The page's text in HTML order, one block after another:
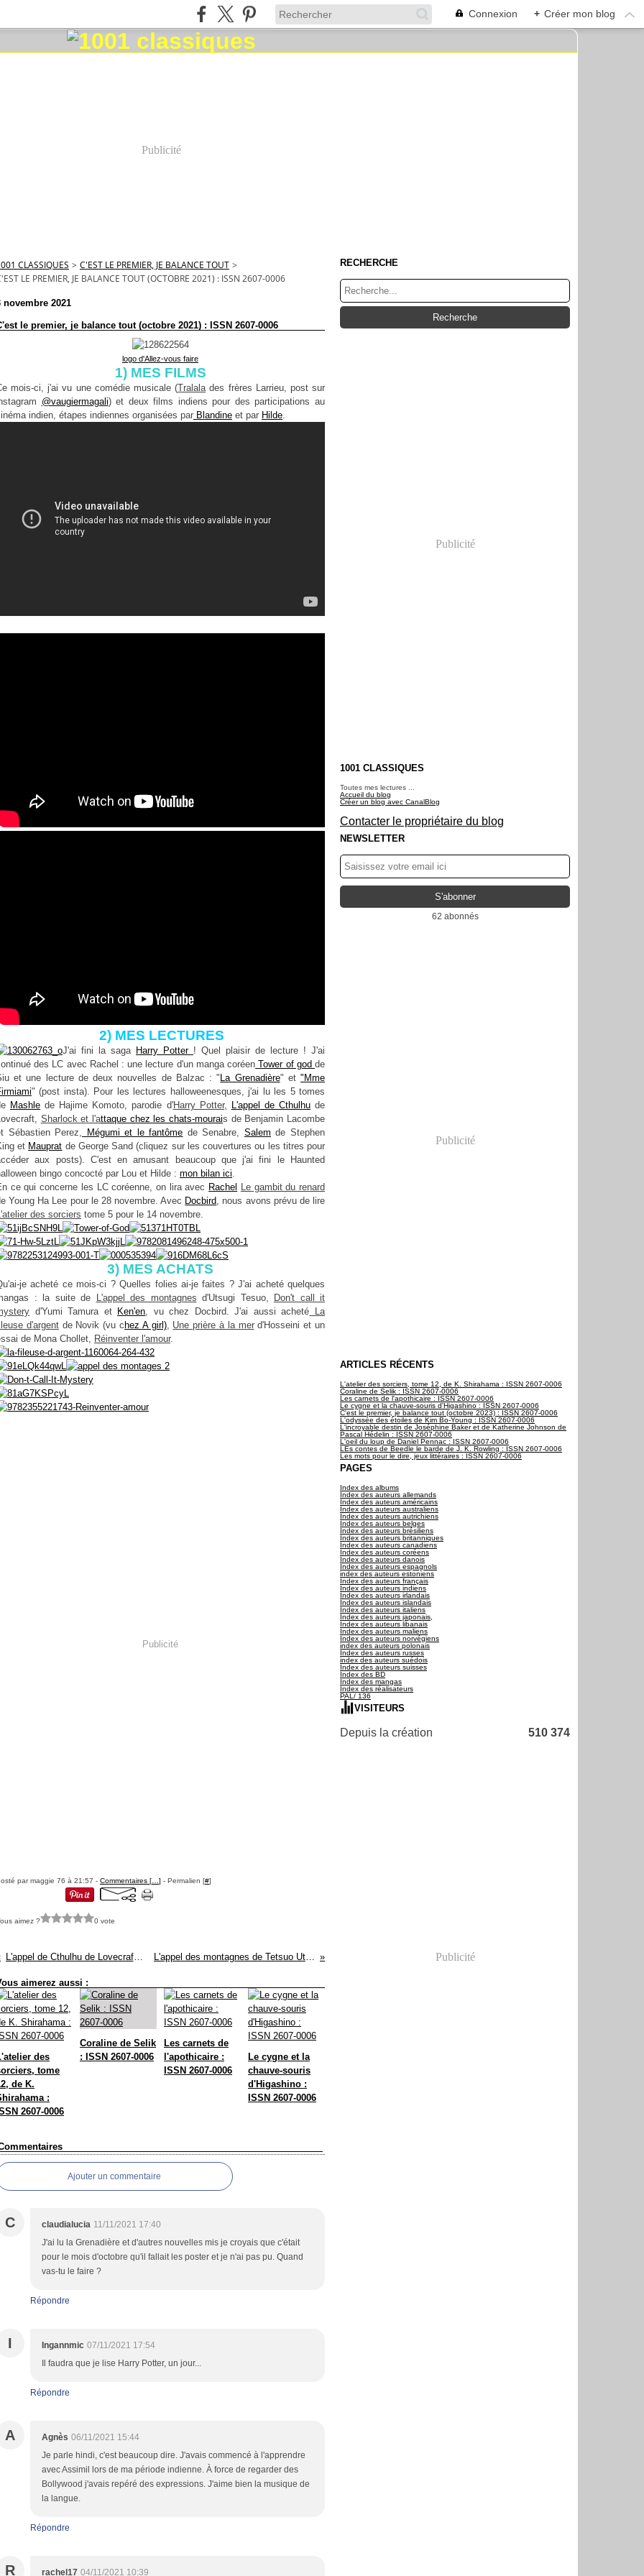
Connexion + Créer mon blog
Publicité
CLASSIQUES > C'EST LE PREMIER, JE BALANCE TOUT >
LE PREMIER, JE BALANCE TOUT (OCTOBRE 2021) : ISSN 2607-0006
novembre 2021
le premier, je balance tout (octobre 2021) : ISSN 2607-0006
logo d'Allez-vous faire
1) MES FILMS
mois-ci, j'ai vu une comédie musicale (Tralalades frères Larrieu, post sur
@vaugiermagali) et deux films indiens pour des participations au
indien, étapes indiennes organisées par Blandine et par Hilde.
2) MES LECTURES
J'ai fini la saga Harry Potter ! Quel plaisir de lecture ! J'ai
des LC avec Rachel : une lecture d'un manga coréen Tower of godde
et une lecture de deux nouvelles de Balzac : " La Grenadière" et"Mme
" (post insta). Pour les lectures halloweenesques, j'ai lu les 5 tomes
Mashle de Hajime Komoto, parodie d'Harry Potter, L'appel de Cthulhude
Sharlock et l'attaque chez les chats-mourais de Benjamin Lacombe
Sébastien Perez, Mégumi et le fantôme de Senabre, Salem de Stephen
et Mauprat de George Sand (cliquez sur les couvertures ou les titres pour
aux posts). C'est en amusant beaucoup que j'ai fini le Haunted
bingo concocté par Lou et Hilde : mon bilan ici.
ce qui concerne les LC coréenne, on lira avec Rachel
Le gambit du renard
Young Ha Lee pour le 28 novembre. Avec Docbird, nous avons prévu de lire
des sorciers tome 5 pour le 14 novembre.
3) MES ACHATS
je acheté ce mois-ci ? Quelles folies ai-je faites ? J'ai acheté quelques
: la suite de
L'appel des montagnes d'Utsugi Tesuo,
Don't call it
d'Yumi Tamura et Ken'en, vu chez Docbird. J'ai aussi acheté La
d'argentde Novik (vu c hez A girl), Une prière à la merd'Hosseini et un
de Mona Chollet, Réinventer l'amour.
Publicité
par maggie 76 à 21:57 - Commentaires [ ] - Permalien [#]
aimez ? 0 vote
L'appel de Cthulhu de Lovecraft : ISSN 2607-0006 L'appel des montagnes de Tetsuo Utugi : ISSN 2607-0006
aimerez aussi :
des
tome
de K.
:
2607-0006
Coraline de Selik
: ISSN 2607-0006
Les carnets de
l'apothicaire :
ISSN 2607-0006
Le cygne et la
chauve-souris
d'Higashino :
ISSN 2607-0006
Ajouter un commentaire
C claudialucia 11/11/2021 17:40
J'ai lu la Grenadière et d'autres nouvelles mis je croyais que c'était
pour le mois d'octobre qu'il fallait les poster et je n'ai pas pu. Quand
vas-tu le faire ?
Répondre
I Ingannmic 07/11/2021 17:54
Il faudra que je lise Harry Potter, un jour...
Répondre
A Agnès 06/11/2021 15:44
Je parle hindi, c'est beaucoup dire. J'avais commencé à l'apprendre
avec Assimil lors de ma période indienne. À force de regarder des
Bollywood j'avais repéré des expressions. J'aime bien la musique de
la langue.
Répondre
R rachel17 04/11/2021 10:39
RECHERCHE
Publicité
1001 CLASSIQUES
Toutes mes lectures ...
Accueil du blog
Créer un blog avec CanalBlog
Contacter le propriétaire du blog
NEWSLETTER
62 abonnés
Publicité
ARTICLES RÉCENTS
L'atelier des sorciers, tome 12, de K. Shirahama : ISSN 2607-0006
Coraline de Selik : ISSN 2607-0006
Les carnets de l'apothicaire : ISSN 2607-0006
Le cygne et la chauve-souris d'Higashino : ISSN 2607-0006
C'est le premier, je balance tout (octobre 2023) : ISSN 2607-0006
L'odyssée des étoiles de Kim Bo-Young : ISSN 2607-0006
L'incroyable destin de Joséphine Baker et de Katherine Johnson de
Pascal Hédelin : ISSN 2607-0006
L'oeil du loup de Daniel Pennac : ISSN 2607-0006
LEs contes de Beedle le barde de J. K. Rowling : ISSN 2607-0006
Les mots pour le dire, jeux littéraires : ISSN 2607-0006
PAGES
Index des albums
Index des auteurs allemands
Index des auteurs américains
Index des auteurs australiens
Index des auteurs autrichiens
Index des auteurs belges
Index des auteurs brésiliens
Index des auteurs britanniques
Index des auteurs canadiens
Index des auteurs coréens
Index des auteurs danois
Index des auteurs espagnols
index des auteurs estoniens
Index des auteurs français
Index des auteurs indiens
Index des auteurs irlandais
Index des auteurs islandais
Index des auteurs italiens
Index des auteurs japonais,
Index des auteurs libanais
Index des auteurs maliens
Index des auteurs norvégiens
index des auteurs polonais
Index des auteurs russes
index des auteurs suédois
Index des auteurs suisses
Index des BD
Index des mangas
Index des réalisateurs
PAL/ 136
VISITEURS
Depuis la création 510 374
Publicité